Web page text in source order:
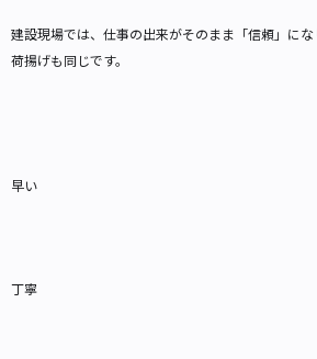
建設現場では、仕事の出来がそのまま「信頼」にな
荷揚げも同じです。
早い
丁寧